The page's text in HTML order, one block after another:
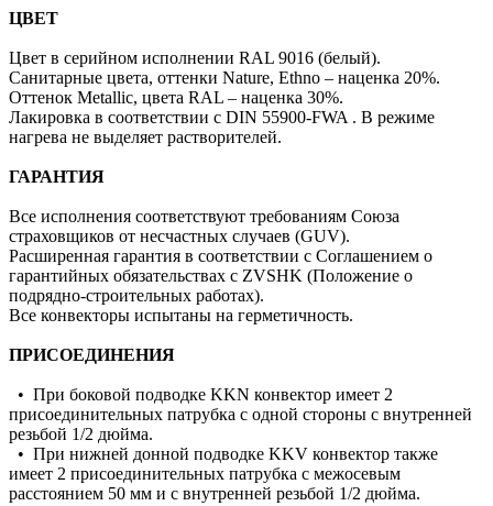
ЦВЕТ
Цвет в серийном исполнении RAL 9016 (белый).
Санитарные цвета, оттенки Nature, Ethno – наценка 20%.
Оттенок Metallic, цвета RAL – наценка 30%.
Лакировка в соответствии с DIN 55900-FWA . В режиме
нагрева не выделяет растворителей.
ГАРАНТИЯ
Все исполнения соответствуют требованиям Союза
страховщиков от несчастных случаев (GUV).
Расширенная гарантия в соответствии с Соглашением о
гарантийных обязательствах c ZVSHK (Положение о
подрядно-строительных работах).
Все конвекторы испытаны на герметичность.
ПРИСОЕДИНЕНИЯ
• При боковой подводке KKN конвектор имеет 2
присоединительных патрубка с одной стороны с внутренней
резьбой 1/2 дюйма.
• При нижней донной подводке KKV конвектор также
имеет 2 присоединительных патрубка с межосевым
расстоянием 50 мм и с внутренней резьбой 1/2 дюйма.